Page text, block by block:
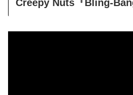
Creepy Nuts『Bling-